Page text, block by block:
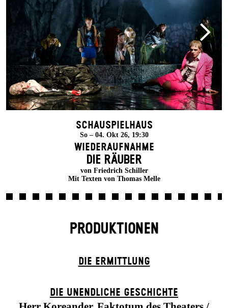
Schauspielhaus
So – 04. Okt 26, 19:30
Wiederaufnahme
DIE RÄUBER
von Friedrich Schiller
Mit Texten von Thomas Melle
PRODUKTIONEN
DIE ERMITTLUNG
DIE UN­ENDLICHE GESCHICHTE